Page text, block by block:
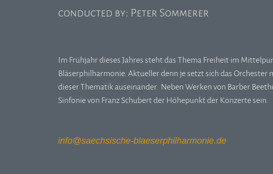
conducted by: Peter Sommerer
Im Frühjahr dieses Jahres steht das Thema Freiheit im
Bläserphilharmonie. Aktueller denn je setzt sich das Orchester
dieser Thematik auseinander. Neben Werken von Barber
Sinfonie von Franz Schubert der Höhepunkt der Konzerte sein.